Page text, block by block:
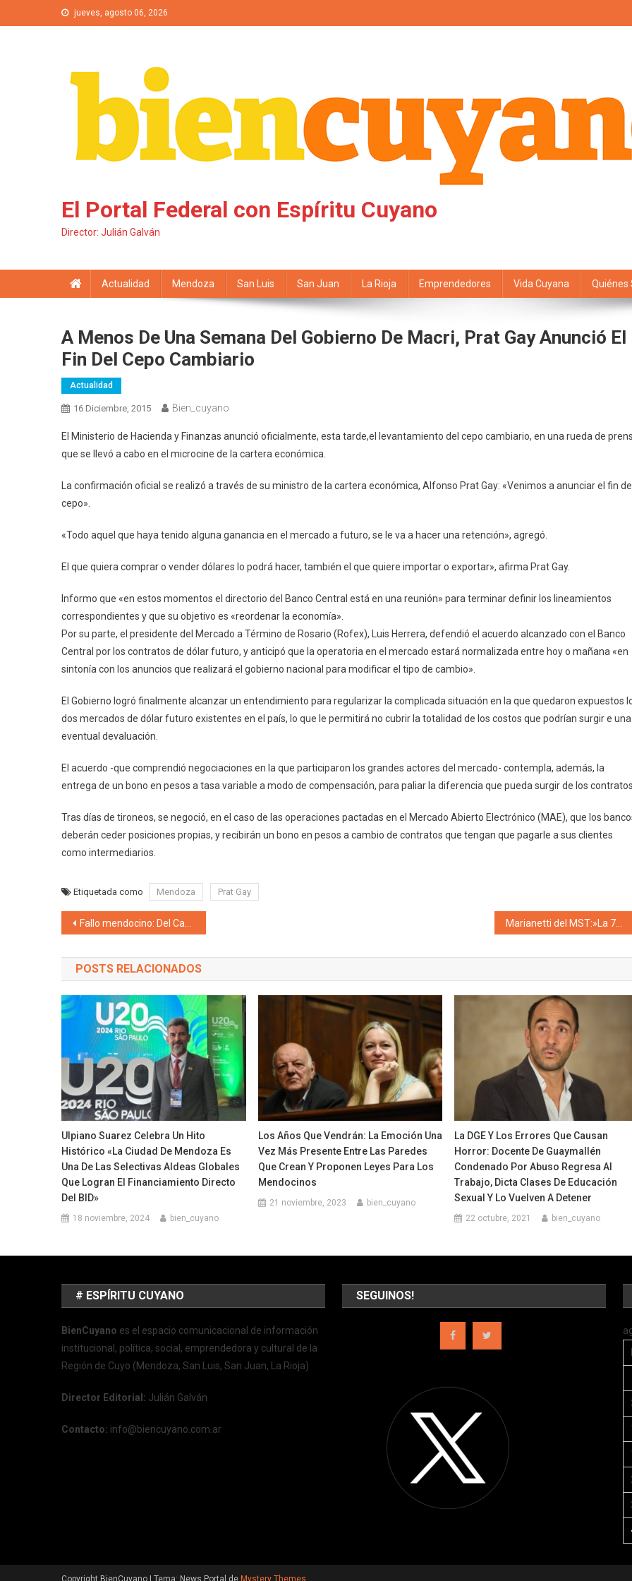
Saltar al contenidojueves, agosto 06, 2026
El Portal Federal con Espíritu Cuyano
Director: Julián Galván
Actualidad Mendoza San Luis San Juan La Rioja Emprendedores Vida Cuyana Quiénes
A Menos De Una Semana Del Gobierno De Macri, Prat Gay Anunció El
Fin Del Cepo Cambiario
Actualidad
16 Diciembre, 2015 Bien_cuyano
El Ministerio de Hacienda y Finanzas anunció oficialmente, esta tarde,el levantamiento del cepo cambiario, en una rueda de
que se llevó a cabo en el microcine de la cartera económica.
La confirmación oficial se realizó a través de su ministro de la cartera económica, Alfonso Prat Gay: «Venimos a anunciar el fin
cepo».
«Todo aquel que haya tenido alguna ganancia en el mercado a futuro, se le va a hacer una retención», agregó.
El que quiera comprar o vender dólares lo podrá hacer, también el que quiere importar o exportar», afirma Prat Gay.
Informo que «en estos momentos el directorio del Banco Central está en una reunión» para terminar definir los lineamientos
correspondientes y que su objetivo es «reordenar la economía».
Por su parte, el presidente del Mercado a Término de Rosario (Rofex), Luis Herrera, defendió el acuerdo alcanzado con el Banco
Central por los contratos de dólar futuro, y anticipó que la operatoria en el mercado estará normalizada entre hoy o mañana «en
sintonía con los anuncios que realizará el gobierno nacional para modificar el tipo de cambio».
El Gobierno logró finalmente alcanzar un entendimiento para regularizar la complicada situación en la que quedaron expuestos
dos mercados de dólar futuro existentes en el país, lo que le permitirá no cubrir la totalidad de los costos que podrían surgir e una
eventual devaluación.
El acuerdo -que comprendió negociaciones en la que participaron los grandes actores del mercado- contempla, además, la
entrega de un bono en pesos a tasa variable a modo de compensación, para paliar la diferencia que pueda surgir de los
Tras días de tironeos, se negoció, en el caso de las operaciones pactadas en el Mercado Abierto Electrónico (MAE), que los
deberán ceder posiciones propias, y recibirán un bono en pesos a cambio de contratos que tengan que pagarle a sus clientes
como intermediarios.
Etiquetada como Mendoza Prat Gay
Navegación de entradas
Fallo mendocino: Del Caño se expresó en contra de la megaminería metalífera y contaminante
POSTS RELACIONADOS
Ulpiano Suarez Celebra Un Hito
Histórico «La Ciudad De Mendoza Es
Una De Las Selectivas Aldeas Globales
Que Logran El Financiamiento Directo
Del BID»
18 noviembre, 2024 bien_cuyano
Los Años Que Vendrán: La Emoción Una
Vez Más Presente Entre Las Paredes
Que Crean Y Proponen Leyes Para Los
Mendocinos
21 noviembre, 2023 bien_cuyano
La DGE Y Los Errores Que Causan
Horror: Docente De Guaymallén
Condenado Por Abuso Regresa Al
Trabajo, Dicta Clases De Educación
Sexual Y Lo Vuelven A Detener
22 octubre, 2021 bien_cuyano
# ESPÍRITU CUYANO
BienCuyano es el espacio comunicacional de información
institucional, política, social, emprendedora y cultural de la
Región de Cuyo (Mendoza, San Luis, San Juan, La Rioja)
Director Editorial: Julián Galván
Contacto: info@biencuyano.com.ar
SEGUINOS!
Copyright BienCuyano | Tema: News Portal de Mystery Themes